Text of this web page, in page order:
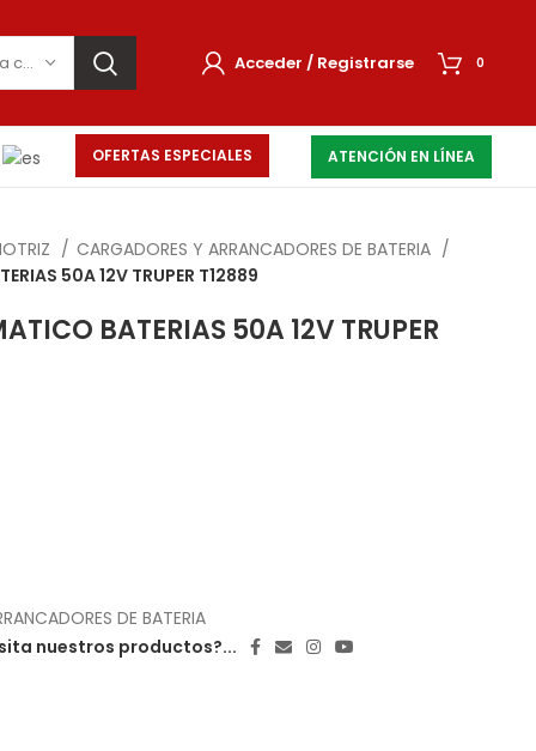
Selecciona una categoría Acceder / Registrarse 0
OFERTAS ESPECIALES ATENCIÓN EN LÍNEA
CARGADORES Y ARRANCADORES DE BATERIA
50A 12V TRUPER T12889
BATERIAS 50A 12V TRUPER
DE BATERIA
nuestros productos?...